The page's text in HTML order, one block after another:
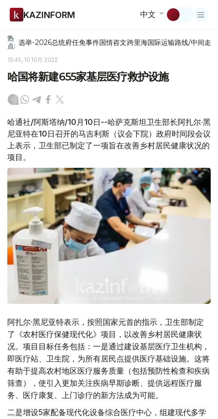
KAZINFORM 中文
热
点: 选举-2026总统府任免事件国情咨文跨里海国际运输路线/中间走廊
15:45, 10 10月 2022
哈国将新建655家基层医疗救护设施
哈通社/阿斯塔纳/10月10日--哈萨克斯坦卫生部长阿扎尔·黑
尼亚特在10日召开的马吉利斯（议会下院）政府时间段会议
上表示，卫生部已制定了一项旨在改善乡村居民健康状况的
项目。
阿扎尔·黑尼亚特表示，按照国家元首的指示，卫生部制定
了《农村医疗保健现代化》项目，以改善乡村居民健康状
况。项目目标任务包括：一是通过建设基层医疗卫生机构，
即医疗站、卫生院，为所有居民点提供医疗基础设施。这将
有助于提高农村地区医疗服务质量（包括预防性检查和疾病
筛查），使引入更加关注疾病早期诊断、提供远程医疗服
务、医疗康复、上门诊疗的新方法成为可能。
二是增设5家配备现代化设备综合医疗中心，组建现代多学